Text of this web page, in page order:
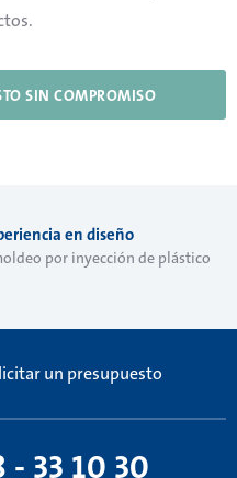
SIN COMPROMISO
en diseño
por inyección de plástico
un presupuesto
- 33 10 30